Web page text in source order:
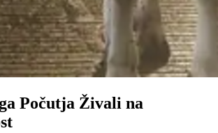
Počutja Živali na